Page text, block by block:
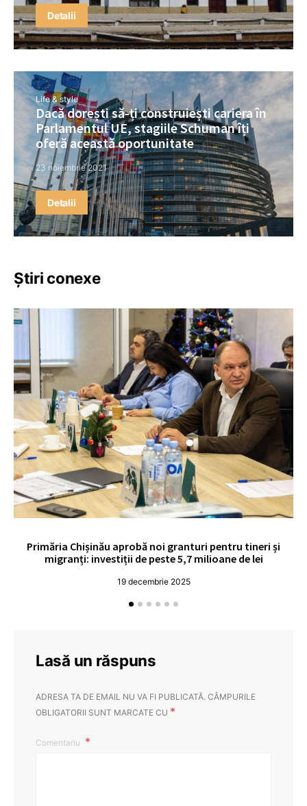
Detalii
Life & style
Dacă dorești să-ți construiești cariera în
Parlamentul UE, stagiile Schuman îți
oferă această oportunitate
23 noiembrie 2021
Detalii
Știri conexe
Primăria Chișinău aprobă noi granturi pentru tineri și
migranți: investiții de peste 5,7 milioane de lei
19 decembrie 2025
Lasă un răspuns
ADRESA TA DE EMAIL NU VA FI PUBLICATĂ. CÂMPURILE
OBLIGATORII SUNT MARCATE CU *
Comentariu